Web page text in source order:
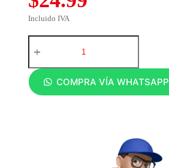
Incluido IVA
COMPRA VÍA WHATSAPP